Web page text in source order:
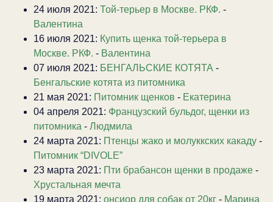
24 июля 2021: Той-терьер в Москве. РКФ. -
Валентина
16 июля 2021: Купить щенка той-терьера в
Москве. РКФ. - Валентина
07 июля 2021: БЕНГАЛЬСКИЕ КОТЯТА -
Бенгальские котята из питомника
21 мая 2021: Питомник щенков - Екатерина
04 апреля 2021: Французский бульдог, щенки из
питомника - Людмила
24 марта 2021: Птенцы жако и молуккских какаду -
Питомник “DIVOLE”
23 марта 2021: Пти брабансон щенки в продаже -
Хрустальная мечта
19 марта 2021: онсиор для собак от 20кг - Марина